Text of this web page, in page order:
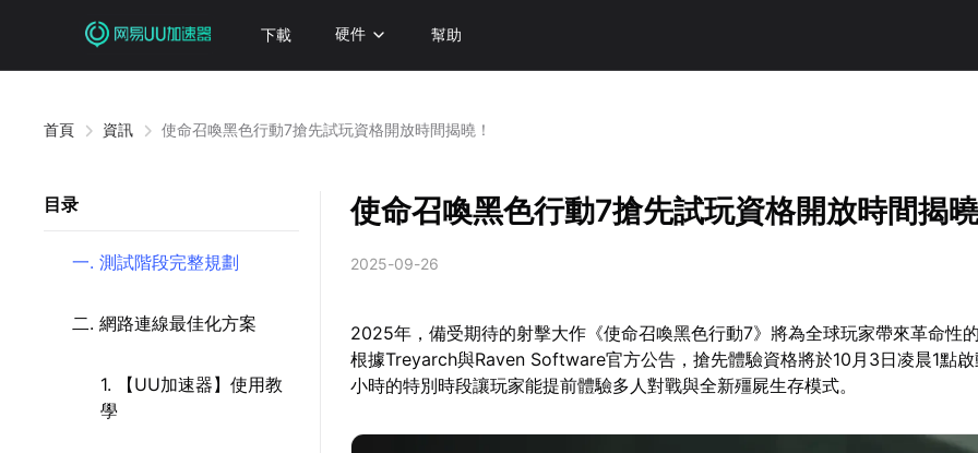
下載 硬件 幫助
首頁 資訊 使命召喚黑色行動7搶先試玩資格開放時間揭曉！
目录
一. 測試階段完整規劃
二. 網路連線最佳化方案
1. 【UU加速器】使用教
學
使命召喚黑色行動7搶先試玩資格開放時間揭
2025-09-26
2025年，備受期待的射擊大作《使命召喚黑色行動7》將為全球玩家帶來革命性
根據Treyarch與Raven Software官方公告，搶先體驗資格將於10月3日凌晨1點
小時的特別時段讓玩家能提前體驗多人對戰與全新殭屍生存模式。